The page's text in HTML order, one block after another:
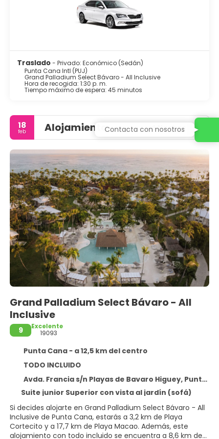
Traslado - Privado: Económico (Sedán)
Punta Cana Intl (PUJ)
Grand Palladium Select Bávaro - All Inclusive
Hora de recogida: 1:30 p. m.
Tiempo máximo de espera: 45 minutos
18
feb Alojamiento 4 Noches
Grand Palladium Select Bávaro - All
Inclusive
9
Excelente
19093
Punta Cana - a 12,5 km del centro
TODO INCLUIDO
Avda. Francia s/n Playas de Bavaro Higuey, Punta Cana 23000
Suite junior Superior con vista al jardín (sofá)
Si decides alojarte en Grand Palladium Select Bávaro - All
Inclusive de Punta Cana, estarás a 3,2 km de Playa
Cortecito y a 17,7 km de Playa Macao. Además, este
alojamiento con todo incluido se encuentra a 8,6 km de
Contacta con nosotros